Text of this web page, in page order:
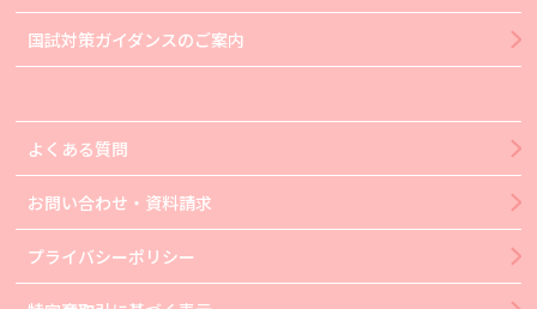
国試対策ガイダンスのご案内
よくある質問
お問い合わせ・資料請求
プライバシーポリシー